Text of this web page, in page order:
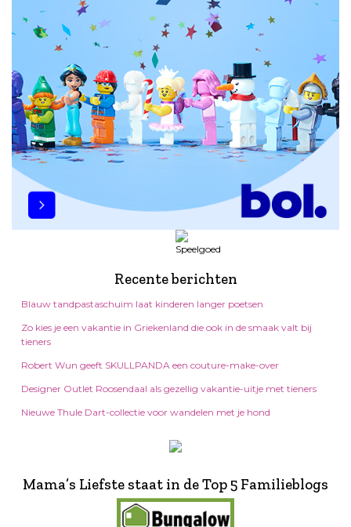
Recente berichten
Blauw tandpastaschuim laat kinderen langer poetsen
Zo kies je een vakantie in Griekenland die ook in de smaak valt bij
tieners
Robert Wun geeft SKULLPANDA een couture-make-over
Designer Outlet Roosendaal als gezellig vakantie-uitje met tieners
Nieuwe Thule Dart-collectie voor wandelen met je hond
Mama’s Liefste staat in de Top 5 Familieblogs